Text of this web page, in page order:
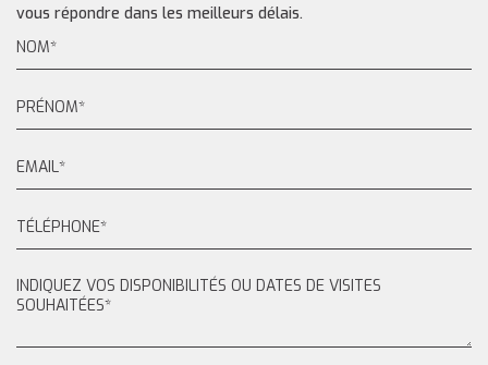
vous répondre dans les meilleurs délais.